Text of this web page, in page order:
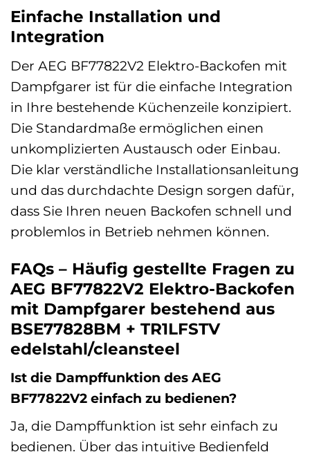
Einfache Installation und
Integration
Der AEG BF77822V2 Elektro-Backofen mit
Dampfgarer ist für die einfache Integration
in Ihre bestehende Küchenzeile konzipiert.
Die Standardmaße ermöglichen einen
unkomplizierten Austausch oder Einbau.
Die klar verständliche Installationsanleitung
und das durchdachte Design sorgen dafür,
dass Sie Ihren neuen Backofen schnell und
problemlos in Betrieb nehmen können.
FAQs – Häufig gestellte Fragen zu
AEG BF77822V2 Elektro-Backofen
mit Dampfgarer bestehend aus
BSE77828BM + TR1LFSTV
edelstahl/cleansteel
Ist die Dampffunktion des AEG
BF77822V2 einfach zu bedienen?
Ja, die Dampffunktion ist sehr einfach zu
bedienen. Über das intuitive Bedienfeld